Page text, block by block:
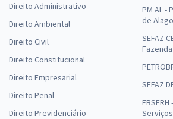
Direito Administrativo
Direito Ambiental
Direito Civil
Direito Constitucional
Direito Empresarial
Direito Penal
Direito Previdenciário
PM AL -
de
SEFAZ
SEFAZ